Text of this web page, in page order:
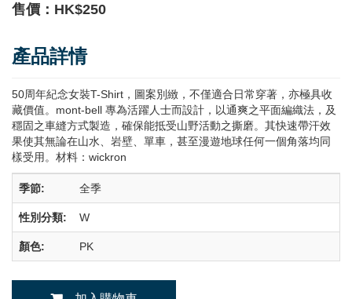
售價：HK$250
產品詳情
50周年紀念女裝T-Shirt，圖案別緻，不僅適合日常穿著，亦極具收
藏價值。mont-bell 專為活躍人士而設計，以通爽之平面編織法，及
穩固之車縫方式製造，確保能抵受山野活動之撕磨。其快速帶汗效
果使其無論在山水、岩壁、單車，甚至漫遊地球任何一個角落均同
樣受用。材料：wickron
季節: 全季
性別分類: W
顏色: PK